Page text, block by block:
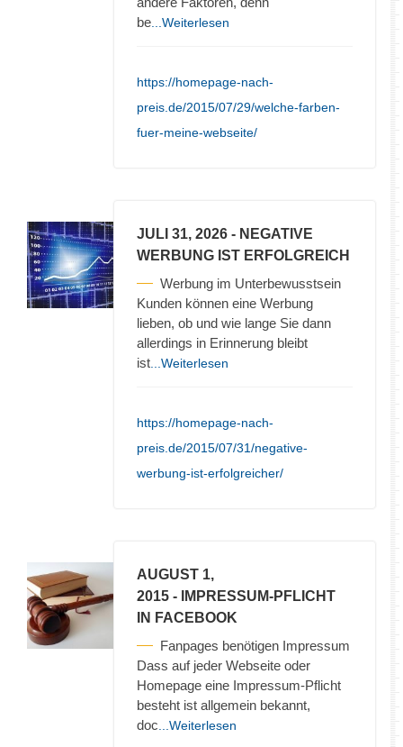
be ...Weiterlesen
https://homepage-nach-
preis.de/2015/07/29/welche-farben-
fuer-meine-webseite/
JULI 31, 2026 - NEGATIVE
WERBUNG IST ERFOLGREICH
Werbung im Unterbewusstsein
Kunden können eine Werbung
lieben, ob und wie lange Sie dann
allerdings in Erinnerung bleibt
ist ...Weiterlesen
https://homepage-nach-
preis.de/2015/07/31/negative-
werbung-ist-erfolgreicher/
AUGUST 1,
2015 - IMPRESSUM-PFLICHT
IN FACEBOOK
Fanpages benötigen Impressum
Dass auf jeder Webseite oder
Homepage eine Impressum-Pflicht
besteht ist allgemein bekannt,
doc ...Weiterlesen